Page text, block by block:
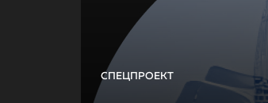
СПЕЦПРОЕКТ